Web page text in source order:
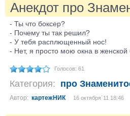
Анекдот про
- Ты что боксер?
- Почему ты так решил?
- У тебя расплющенный нос!
- Нет, я просто мою окна в женской
Голосов: 61
Категория: про
Автор: картежНИК 16 октября´11 18:46